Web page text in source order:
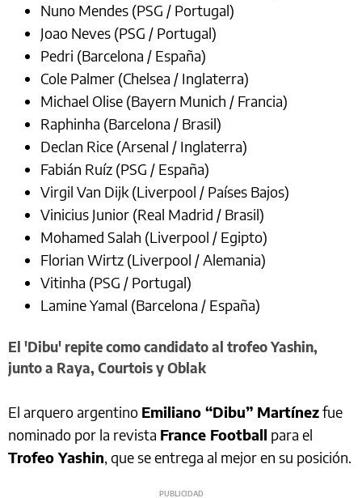
Nuno Mendes (PSG / Portugal)
Joao Neves (PSG / Portugal)
Pedri (Barcelona / España)
Cole Palmer (Chelsea / Inglaterra)
Michael Olise (Bayern Munich / Francia)
Raphinha (Barcelona / Brasil)
Declan Rice (Arsenal / Inglaterra)
Fabián Ruíz (PSG / España)
Virgil Van Dijk (Liverpool / Países Bajos)
Vinicius Junior (Real Madrid / Brasil)
Mohamed Salah (Liverpool / Egipto)
Florian Wirtz (Liverpool / Alemania)
Vitinha (PSG / Portugal)
Lamine Yamal (Barcelona / España)
El 'Dibu' repite como candidato al trofeo Yashin,
junto a Raya, Courtois y Oblak
El arquero argentino Emiliano “Dibu” Martínezfue
nominado por la revista France Football para el
Trofeo Yashin, que se entrega al mejor en su posición.